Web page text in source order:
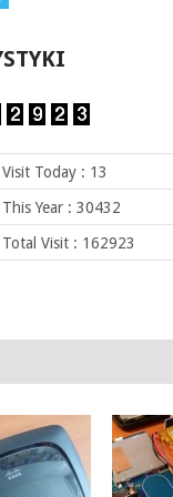
Today : 13
Year : 30432
Visit : 162923